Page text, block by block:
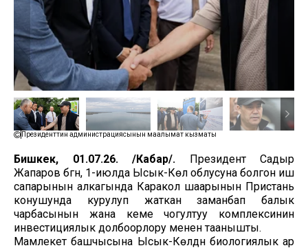
Президенттин администрациясынын маалымат кызматы
Бишкек, 01.07.26. /Кабар/. Президент Садыр
Жапаров бүгүн, 1-июлда Ысык-Көл облусуна болгон иш
сапарынын алкагында Каракол шаарынын Пристань
конушунда курулуп жаткан заманбап балык
чарбасынын жана кеме чогултуу комплексинин
инвестициялык долбоорлору менен таанышты.
Мамлекет башчысына Ысык-Көлдүн биологиялык ар